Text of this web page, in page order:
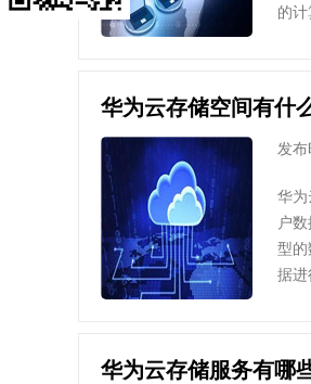
的
华为云存储空间有什
发布
华为
户
型的
据
华为云存储服务有哪